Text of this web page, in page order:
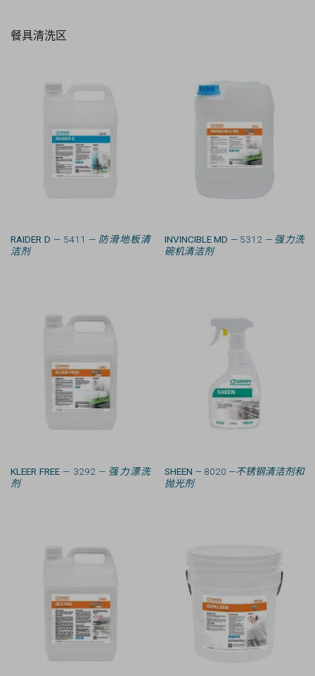
餐具清洗区
RAIDER D — 5411 — 防滑地板清
洁剂
INVINCIBLE MD — 5312 — 强力洗
碗机清洁剂
KLEER FREE — 3292 — 强力漂洗
剂
SHEEN — 8020 —不锈钢清洁剂和
抛光剂